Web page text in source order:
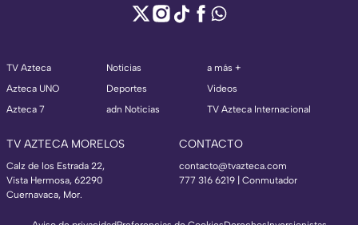
TV Azteca
Azteca UNO
Azteca 7
Noticias
Deportes
adn Noticias
a más +
Videos
TV Azteca Internacional
TV AZTECA MORELOS
Calz de los Estrada 22,
Vista Hermosa, 62290
Cuernavaca, Mor.
CONTACTO
contacto@tvazteca.com
777 316 6219 | Conmutador